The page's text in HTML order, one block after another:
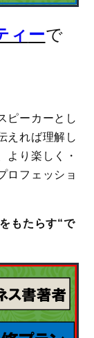
ィ ーで
ピーカーとし
えれば理解し
より楽しく・
ロフェッショ
もたらす“で